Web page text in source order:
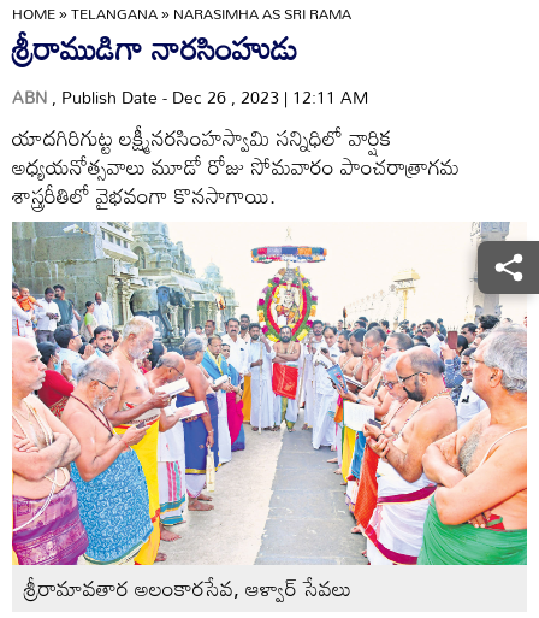
HOME»TELANGANA»NARASIMHA AS SRI RAMA
శ్రీరాముడిగా నారసింహుడు
ABN, Publish Date - Dec 26 , 2023 | 12:11 AM
యాదగిరిగుట్ట లక్ష్మీనరసింహస్వామి సన్నిధిలో వార్షిక
అధ్యయనోత్సవాలు మూడో రోజు సోమవారం పాంచరాత్రాగమ
శాస్త్రరీతిలో వైభవంగా కొనసాగాయి.
శ్రీరామావతార అలంకారసేవ, ఆళ్వార్‌ సేవలు